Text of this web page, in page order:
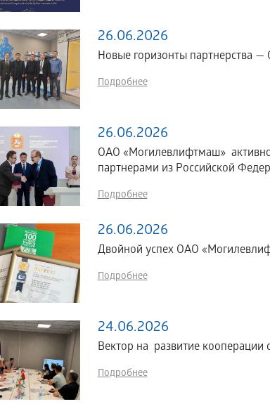
26.06.2026
Новые горизонты партнерства
Подробнее
26.06.2026
ОАО «Могилевлифтмаш» активно
партнерами из Российской
Подробнее
26.06.2026
Двойной успех ОАО
Подробнее
24.06.2026
Вектор на развитие
Подробнее